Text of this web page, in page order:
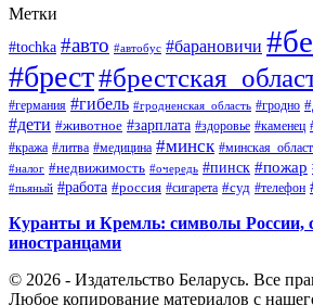
Метки
#tochka #авто #автобус #барановичи
#брест
#германия #гибель #гродненская_область #гродно
#дети #животное #зарплата #здоровье #каменец
#кража #литва #медицина #минск
#налог #недвижимость #очередь #пинск #пожар
#пьяный #работа #россия #сигарета #суд #телефон
Куранты и Кремль: символы России,
иностранцами
© 2026 - Издательство Беларусь. Все
Любое копирование материалов с